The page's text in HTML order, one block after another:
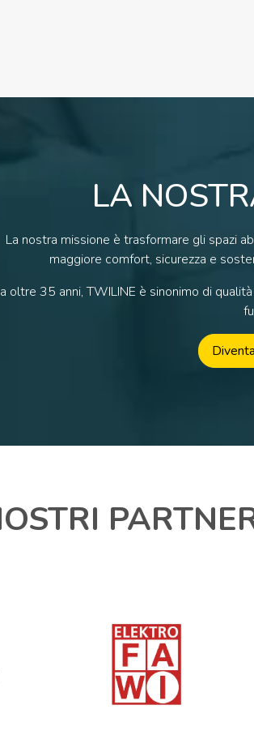
LA
La nostra missione è trasformare gli spazi
maggiore comfort, sicurezza e
oltre 35 anni, TWILINE è sinonimo di